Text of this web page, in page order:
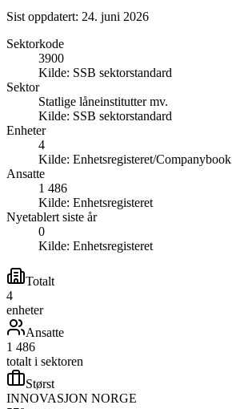
Sist oppdatert: 24. juni 2026
Sektorkode
3900
Kilde: SSB sektorstandard
Sektor
Statlige låneinstitutter mv.
Kilde: SSB sektorstandard
Enheter
4
Kilde: Enhetsregisteret/Companybook
Ansatte
1 486
Kilde: Enhetsregisteret
Nyetablert siste år
0
Kilde: Enhetsregisteret
Totalt
4
enheter
Ansatte
1 486
totalt i sektoren
Størst
INNOVASJON NORGE